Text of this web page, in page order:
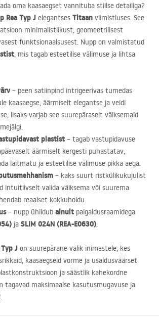
oma kaasaegset vannituba stiilse detailiga?
Rea Typ J elegantses Titaan viimistluses. See
minimalistlikust, geomeetrilisest
funktsionaalsusest. Nupp on valmistatud
, mis tagab esteetilise välimuse ja lihtsa
– peen satiinpind intrigeerivas tumedas
kaasaegse, äärmiselt elegantse ja veidi
lisaks varjab see suurepäraselt väiksemaid
plastist – tagab vastupidavuse
äärmiselt kergesti puhastatav,
laitmatu ja esteetilise välimuse pikka aega.
– kaks suurt ristkülikukujulist
intuitiivselt valida väiksema või suurema
reaalset kokkuhoidu.
– nupp ühildub ainult paigaldusraamidega
ja SLIM 024N (REA-E0630).
J on suurepärane valik inimestele, kes
kaasaegseid vorme ja usaldusväärset
ja säästlik kahekordne
tagavad maksimaalse kasutusmugavuse ja